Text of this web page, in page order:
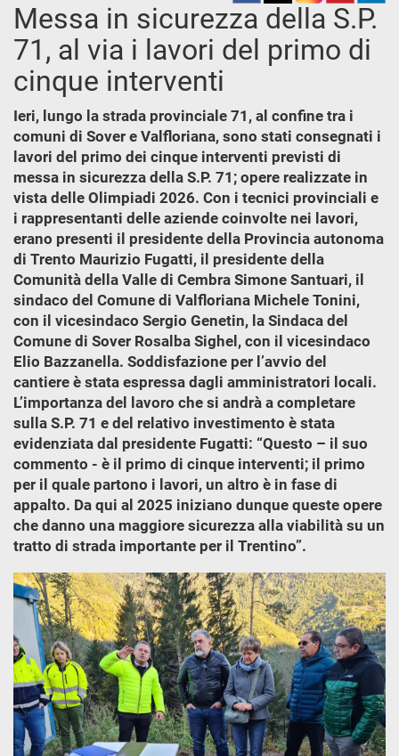
Messa in sicurezza della S.P.
71, al via i lavori del primo di
cinque interventi
Ieri, lungo la strada provinciale 71, al confine tra i
comuni di Sover e Valfloriana, sono stati consegnati i
lavori del primo dei cinque interventi previsti di
messa in sicurezza della S.P. 71; opere realizzate in
vista delle Olimpiadi 2026. Con i tecnici provinciali e
i rappresentanti delle aziende coinvolte nei lavori,
erano presenti il presidente della Provincia autonoma
di Trento Maurizio Fugatti, il presidente della
Comunità della Valle di Cembra Simone Santuari, il
sindaco del Comune di Valfloriana Michele Tonini,
con il vicesindaco Sergio Genetin, la Sindaca del
Comune di Sover Rosalba Sighel, con il vicesindaco
Elio Bazzanella. Soddisfazione per l’avvio del
cantiere è stata espressa dagli amministratori locali.
L’importanza del lavoro che si andrà a completare
sulla S.P. 71 e del relativo investimento è stata
evidenziata dal presidente Fugatti: “Questo – il suo
commento - è il primo di cinque interventi; il primo
per il quale partono i lavori, un altro è in fase di
appalto. Da qui al 2025 iniziano dunque queste opere
che danno una maggiore sicurezza alla viabilità su un
tratto di strada importante per il Trentino”.